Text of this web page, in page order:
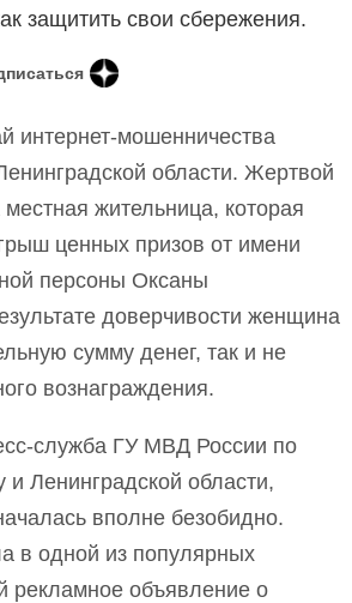
защитить свои сбережения.
интернет-мошенничества
области. Жертвой
жительница, которая
ценных призов от имени
персоны Оксаны
доверчивости женщина
сумму денег, так и не
вознаграждения.
служба ГУ МВД России по
и Ленинградской области,
вполне безобидно.
в одной из популярных
рекламное объявление о